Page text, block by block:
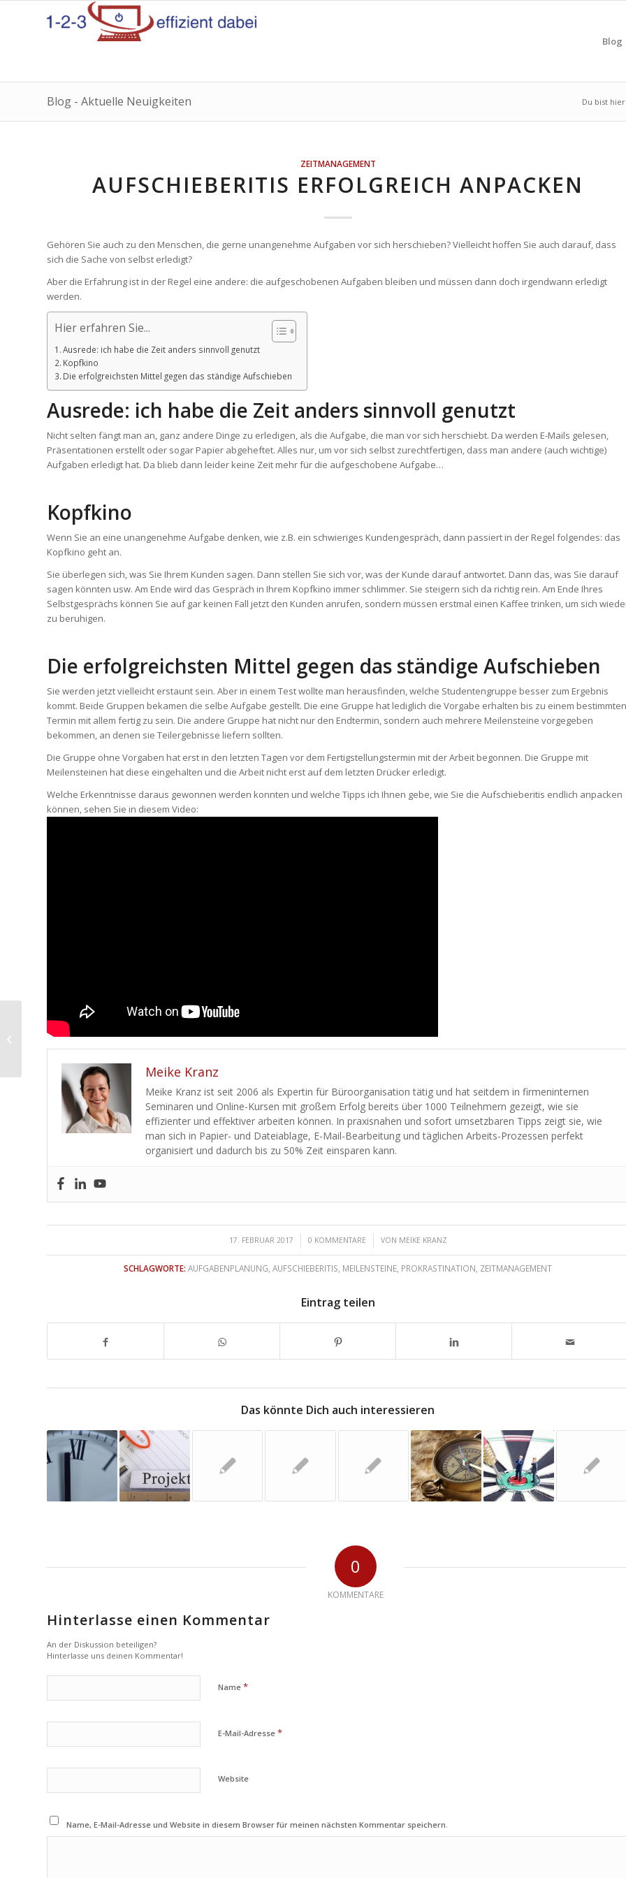
Blog
Blog - Aktuelle Neuigkeiten Du bist
ZEITMANAGEMENT
AUFSCHIEBERITIS ERFOLGREICH ANPACKEN
Gehören Sie auch zu den Menschen, die gerne unangenehme Aufgaben vor sich herschieben? Vielleicht hoffen Sie auch darauf, dass
sich die Sache von selbst erledigt?
Aber die Erfahrung ist in der Regel eine andere: die aufgeschobenen Aufgaben bleiben und müssen dann doch irgendwann erledigt
werden.
Hier erfahren Sie...
Ausrede: ich habe die Zeit anders sinnvoll genutzt
Kopfkino
Die erfolgreichsten Mittel gegen das ständige Aufschieben
Ausrede: ich habe die Zeit anders sinnvoll genutzt
Nicht selten fängt man an, ganz andere Dinge zu erledigen, als die Aufgabe, die man vor sich herschiebt. Da werden E-Mails gelesen,
Präsentationen erstellt oder sogar Papier abgeheftet. Alles nur, um vor sich selbst zurechtfertigen, dass man andere (auch wichtige)
Aufgaben erledigt hat. Da blieb dann leider keine Zeit mehr für die aufgeschobene Aufgabe…
Kopfkino
Wenn Sie an eine unangenehme Aufgabe denken, wie z.B. ein schwieriges Kundengespräch, dann passiert in der Regel folgendes: das
Kopfkino geht an.
Sie überlegen sich, was Sie Ihrem Kunden sagen. Dann stellen Sie sich vor, was der Kunde darauf antwortet. Dann das, was Sie darauf
sagen könnten usw. Am Ende wird das Gespräch in Ihrem Kopfkino immer schlimmer. Sie steigern sich da richtig rein. Am Ende Ihres
Selbstgesprächs können Sie auf gar keinen Fall jetzt den Kunden anrufen, sondern müssen erstmal einen Kaffee trinken, um sich
zu beruhigen.
Die erfolgreichsten Mittel gegen das ständige Aufschieben
Sie werden jetzt vielleicht erstaunt sein. Aber in einem Test wollte man herausfinden, welche Studentengruppe besser zum Ergebnis
kommt. Beide Gruppen bekamen die selbe Aufgabe gestellt. Die eine Gruppe hat lediglich die Vorgabe erhalten bis zu einem bestimmten
Termin mit allem fertig zu sein. Die andere Gruppe hat nicht nur den Endtermin, sondern auch mehrere Meilensteine vorgegeben
bekommen, an denen sie Teilergebnisse liefern sollten.
Die Gruppe ohne Vorgaben hat erst in den letzten Tagen vor dem Fertigstellungstermin mit der Arbeit begonnen. Die Gruppe mit
Meilensteinen hat diese eingehalten und die Arbeit nicht erst auf dem letzten Drücker erledigt.
Welche Erkenntnisse daraus gewonnen werden konnten und welche Tipps ich Ihnen gebe, wie Sie die Aufschieberitis endlich anpacken
können, sehen Sie in diesem Video:
Meike Kranz
Meike Kranz ist seit 2006 als Expertin für Büroorganisation tätig und hat seitdem in firmeninternen
Seminaren und Online-Kursen mit großem Erfolg bereits über 1000 Teilnehmern gezeigt, wie sie
effizienter und effektiver arbeiten können. In praxisnahen und sofort umsetzbaren Tipps zeigt sie, wie
man sich in Papier- und Dateiablage, E-Mail-Bearbeitung und täglichen Arbeits-Prozessen perfekt
organisiert und dadurch bis zu 50% Zeit einsparen kann.
17. FEBRUAR 2017
/ 0 KOMMENTARE
/ VON MEIKE KRANZ
SCHLAGWORTE: AUFGABENPLANUNG,AUFSCHIEBERITIS, MEILENSTEINE, PROKRASTINATION, ZEITMANAGEMENT
Eintrag teilen
Das könnte Dich auch interessieren
0
KOMMENTARE
Hinterlasse einen Kommentar
An der Diskussion beteiligen?
Hinterlasse uns deinen Kommentar!
Name *
E-Mail-Adresse *
Website
Name, E-Mail-Adresse und Website in diesem Browser für meinen nächsten Kommentar speichern.
Selbsttest